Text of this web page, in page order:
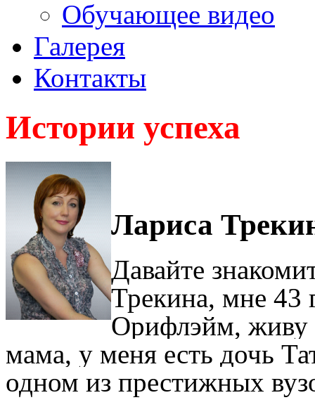
Обучающее видео
Галерея
Контакты
Истории успеха
Лариса
Давайте
Трекина, мне 43
Орифлэйм, живу
мама, у меня есть дочь
одном из престижных